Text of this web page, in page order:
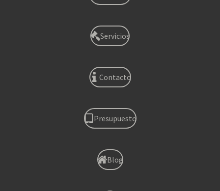
Servicios
Contacto
Presupuesto
Blog